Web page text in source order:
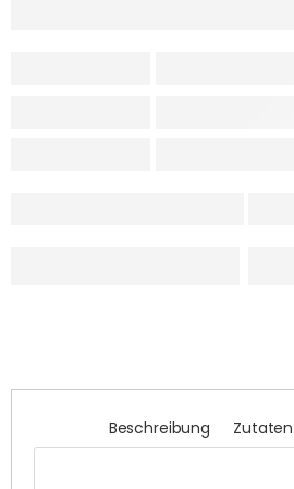
Beschreibung Zutaten